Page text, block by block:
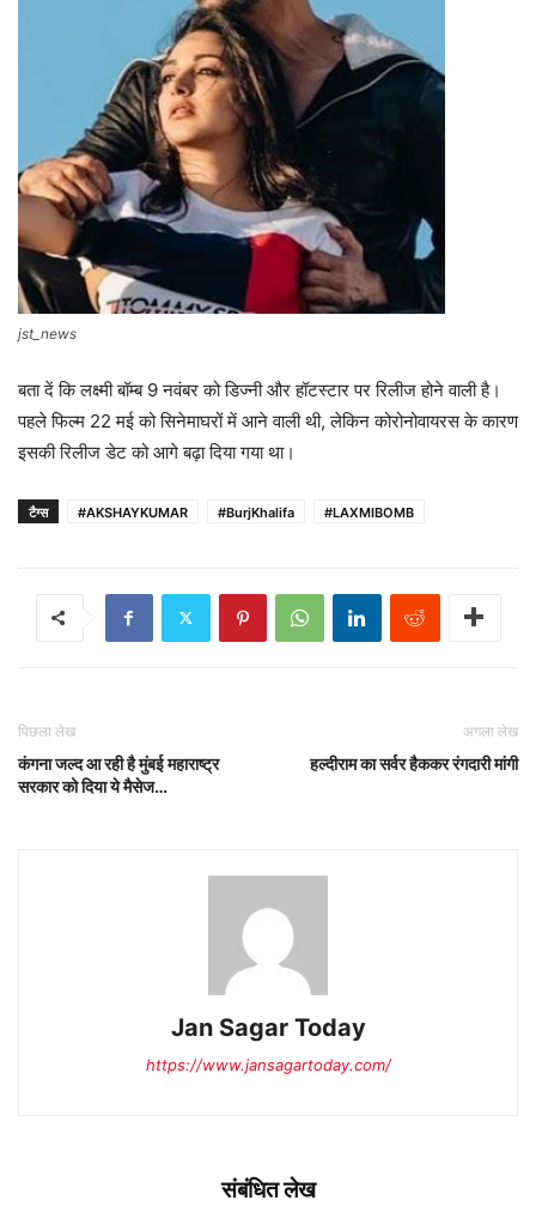
jst_news
बता दें कि लक्ष्मी बॉम्ब 9 नवंबर को डिज्नी और हॉटस्टार पर रिलीज होने वाली है।
पहले फिल्म 22 मई को सिनेमाघरों में आने वाली थी, लेकिन कोरोनोवायरस के कारण
इसकी रिलीज डेट को आगे बढ़ा दिया गया था।
टैग्स #AKSHAYKUMAR #BurjKhalifa #LAXMIBOMB
पिछला लेख
कंगना जल्द आ रही है मुंबई महाराष्ट्र
सरकार को दिया ये मैसेज…
अगला लेख
हल्दीराम का सर्वर हैककर रंगदारी मांगी
Jan Sagar Today
https://www.jansagartoday.com/
संबंधित लेख